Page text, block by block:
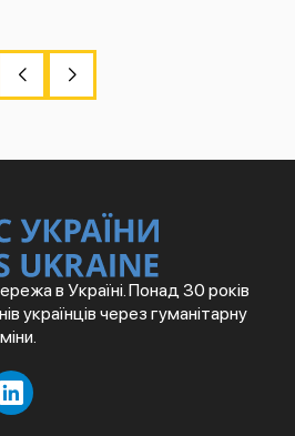
в Україні. Понад 30 років
українців через гуманітарну